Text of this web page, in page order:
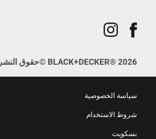
2026
®
BLACK+DECKER
©حقوق النشر
سياسة الخصوصية
شروط الاستخدام
بسكويت